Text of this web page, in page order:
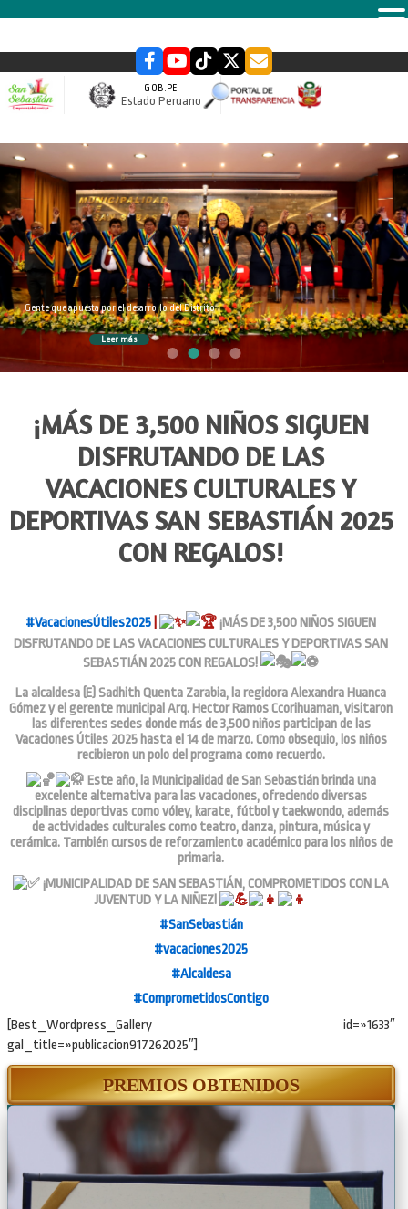
GOB.PE
Estado Peruano
slider
Gente que apuesta por el desarrollo del Distrito
Leer más
¡MÁS DE 3,500 NIÑOS SIGUEN
DISFRUTANDO DE LAS
VACACIONES CULTURALES Y
DEPORTIVAS SAN SEBASTIÁN 2025
CON REGALOS!
#VacacionesÚtiles2025
¡MÁS DE 3,500 NIÑOS SIGUEN
DISFRUTANDO DE LAS VACACIONES CULTURALES Y DEPORTIVAS SAN
SEBASTIÁN 2025 CON REGALOS!
La alcaldesa (E) Sadhith Quenta Zarabia, la regidora Alexandra Huanca
Gómez y el gerente municipal Arq. Hector Ramos Ccorihuaman, visitaron
las diferentes sedes donde más de 3,500 niños participan de las
Vacaciones Útiles 2025 hasta el 14 de marzo. Como obsequio, los niños
recibieron un polo del programa como recuerdo.
Este año, la Municipalidad de San Sebastián brinda una
excelente alternativa para las vacaciones, ofreciendo diversas
disciplinas deportivas como vóley, karate, fútbol y taekwondo, además
de actividades culturales como teatro, danza, pintura, música y
cerámica. También cursos de reforzamiento académico para los niños de
primaria.
¡MUNICIPALIDAD DE SAN SEBASTIÁN, COMPROMETIDOS CON LA
JUVENTUD Y LA NIÑEZ!
#SanSebastián
#vacaciones2025
#Alcaldesa
#ComprometidosContigo
[Best_Wordpress_Gallery id=»1633″
gal_title=»publicacion917262025″]
PREMIOS OBTENIDOS